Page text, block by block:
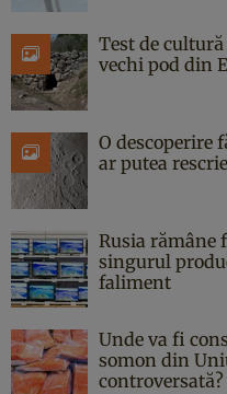
Test de cultură
vechi pod din
O descoperire
ar putea
Rusia rămâne
singurul
faliment
Unde va fi
somon din
controversată?